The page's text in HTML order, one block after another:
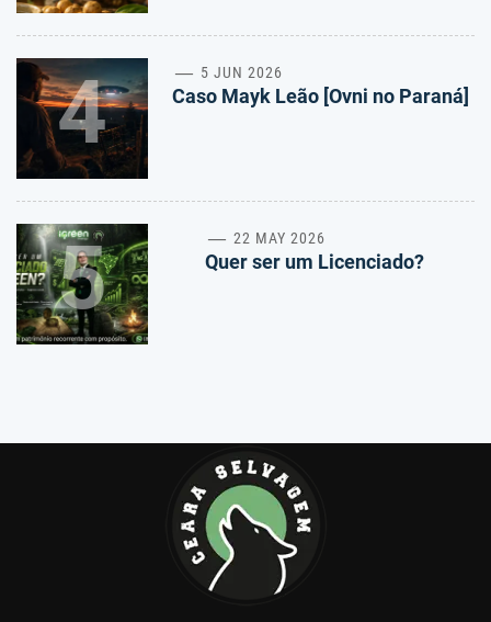
4 5 JUN 2026
Caso Mayk Leão [Ovni no Paraná]
5 22 MAY 2026
Quer ser um Licenciado?